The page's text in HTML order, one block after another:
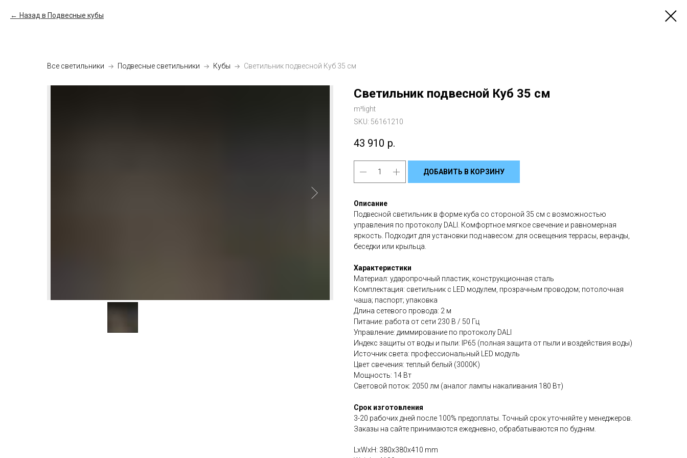
Назад в Подвесные кубы
Все светильники Подвесные светильники Кубы Светильник подвесной Куб 35 см
Светильник подвесной Куб 35 см
m³light
SKU: 56161210
43 910 р.
ДОБАВИТЬ В КОРЗИНУ
Описание
Подвесной светильник в форме куба со стороной 35 см с возможностью
управления по протоколу DALI. Комфортное мягкое свечение и равномерная
яркость. Подходит для установки под навесом: для освещения террасы, веранды,
беседки или крыльца.
Характеристики
Материал: ударопрочный пластик, конструкционная сталь
Комплектация: светильник с LED модулем, прозрачным проводом; потолочная
чаша; паспорт; упаковка
Длина сетевого провода: 2 м
Питание: работа от сети 230 В / 50 Гц
Управление: диммирование по протоколу DALI
Индекс защиты от воды и пыли: IP65 (полная защита от пыли и воздействия воды)
Источник света: профессиональный LED модуль
Цвет свечения: теплый белый (3000К)
Мощность: 14 Вт
Световой поток: 2050 лм (аналог лампы накаливания 180 Вт)
Срок изготовления
3-20 рабочих дней после 100% предоплаты. Точный срок уточняйте у менеджеров.
Заказы на сайте принимаются ежедневно, обрабатываются по будням.
LxWxH: 380x380x410 mm